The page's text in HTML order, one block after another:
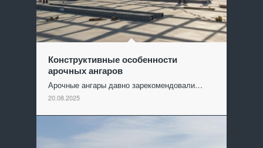
Конструктивные особенности
арочных ангаров
Арочные ангары давно зарекомендовали…
20.08.2025